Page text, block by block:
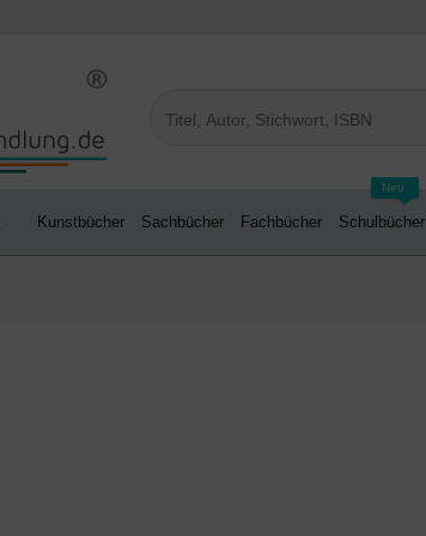
Kunstbücher Sachbücher Fachbücher
Neu
Schulbücher